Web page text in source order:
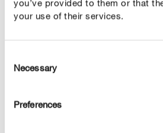
you’ve provided to them or that
your use of their services.
Selection
Necessary
Preferences
diverse virussen zoals het gele-
tijgermuggen kunnen
overbrengen door geïnfecteerde
broeien, zullen de tijgermuggen